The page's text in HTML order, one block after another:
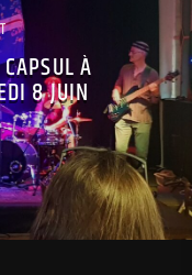
À
8 JUIN